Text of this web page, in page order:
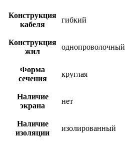
Конструкция
кабеля
гибкий
Конструкция
жил
однопроволочный
Форма
сечения
круглая
Наличие
экрана
нет
Наличие
изоляции
изолированный